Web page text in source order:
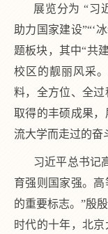
展览分为 “习
助力国家建设”“‘
题板块，其中“共
校区的靓丽风采
料，全方位、全
取得的丰硕成果
流大学而走过的奋
习近平总书记
育强则国家强。
的重要标志。”殷
时代的十年，北